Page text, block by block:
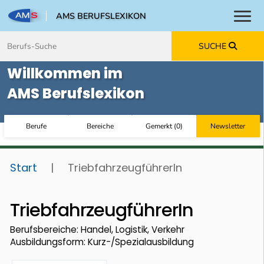
AMS BERUFSLEXIKON
SUCHE
Willkommen im
AMS Berufslexikon
Berufe Bereiche Gemerkt(0) Newsletter
Start | TriebfahrzeugführerIn
TriebfahrzeugführerIn
Berufsbereiche: Handel, Logistik, Verkehr
Ausbildungsform: Kurz-/Spezialausbildung